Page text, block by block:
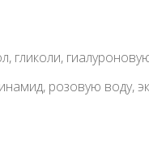
гликоли,
розовую воду,